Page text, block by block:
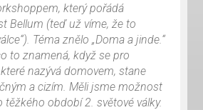
který pořádá
Bellum (teď už víme, že to
Téma znělo „Doma a jinde.“
to znamená, když se pro
nazývá domovem, stane
a cizím. Měli jsme možnost
období 2. světové války.